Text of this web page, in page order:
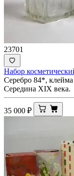
23701
Набор
Серебро 84*,
Середина ХIХ века.
35 000 ₽